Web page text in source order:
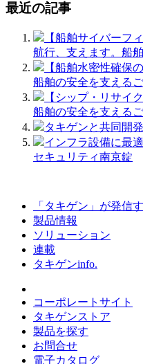
最近の記事
【船舶サイバーフ
航行、支えます。船
【船舶水密性確保
船舶の安全を支えるご
【シップ・リサイ
船舶の安全を支えるご
タキゲンと共同開
インフラ設備に最
セキュリティ南京錠
「タキゲン」が発信
製品情報
ソリューション
連載
タキゲンinfo.
コーポレートサイト
タキゲンストア
製品を探す
お問合せ
電子カタログ